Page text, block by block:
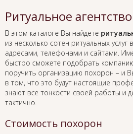
Ритуальное
В этом каталоге Вы найдете
из несколько сотен ритуальных услуг
адресами, телефонами и сайтами.
быстро сможете подобрать
поручить организацию похорон – и
в том, что это будут настоящие
знают все тонкости своей работы и
тактично.
Стоимость похорон